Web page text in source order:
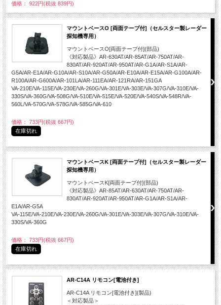
価格： 922円(税抜 839円)
マウントベースO [両面テープ付]（セルスター製レーダー
探知機専用）
マウントベースO[両面テープ付](部品)
《対応製品》AR-630AT/AR-85AT/AR-750AT/AR-
830AT/AR-920AT/AR-950AT/AR-G1A/AR-S1A/AR-
G5A/AR-E1A/AR-G10A/AR-S10A/AR-G50A/AR-E10A/AR-E15A/AR-G100A/AR-
R100A/AR-G600A/AR-101LA/AR-111EA/AR-121RA/AR-151GA
VA-210E/VA-115E/VA-230E/VA-260G/VA-301E/VA-303E/VA-307G/VA-310E/VA-
330S/VA-360G/VA-508G/VA-510E/VA-515E/VA-520E/VA-540S/VA-548R/VA-
560L/VA-570G/VA-578G/VA-585G/VA-610
価格： 733円(税抜 667円)
在庫切れ
マウントベースK [両面テープ付]（セルスター製レーダー
探知機専用）
マウントベースK[両面テープ付](部品)
《対応製品》AR-85AT/AR-630AT/AR-750AT/AR-
830AT/AR-920AT/AR-950AT/AR-G1A/AR-S1A/AR-
E1A/AR-G5A
VA-115E/VA-210E/VA-230E/VA-260G/VA-301E/VA-303E/VA-307G/VA-310E/VA-
330S/VA-360G
価格： 733円(税抜 667円)
在庫切れ
AR-C14A リモコン[電池付き]
AR-C14A リモコン[電池付き](製品)
＜対応製品＞